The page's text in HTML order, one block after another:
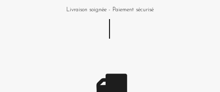
Livraison soignée - Paiement sécurisé